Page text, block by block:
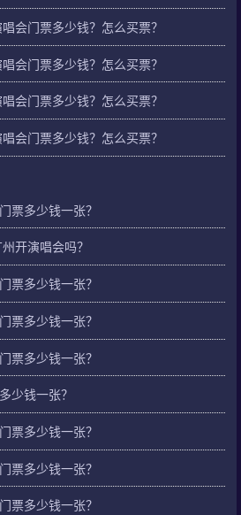
会门票多少钱？怎么买票？
会门票多少钱？怎么买票？
会门票多少钱？怎么买票？
会门票多少钱？怎么买票？
票多少钱一张？
开演唱会吗？
票多少钱一张？
票多少钱一张？
票多少钱一张？
少钱一张？
票多少钱一张？
票多少钱一张？
票多少钱一张？